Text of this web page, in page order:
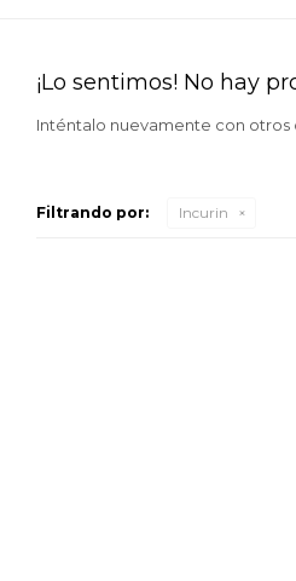
¡Lo sentimos! No hay
Inténtalo nuevamente con otros
Filtrando por: Incurin